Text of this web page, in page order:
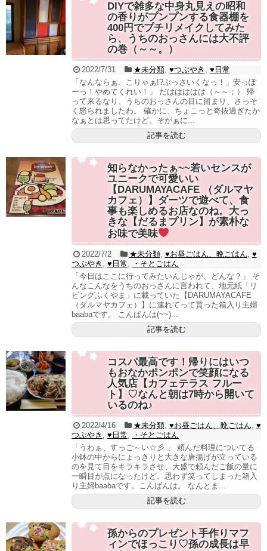
DIYで雑多な中身丸見えの昭和
の香りがプンプンする食器棚を
400円でプチリメイクしてみた
ら、うちのおっさんには大不評
の巻（～～。）
2022/7/31 ★未分類, ♥つぶやき , ♥日常
「なんならぁ、こりゃぁ!?ぶっさいくなっ！」安っぽ
ーっ！やめてくれい！」 だははははは（～～；） 帰
って来るなり、うちのおっさんの目に留まり、さっそ
く怒られましたわ。 確かに、ちょこっと奇抜過ぎたか
なぁとは思ってたけど、そがぁに...
記事を読む
知らなかったぁ~~若いセンスが
ユニークで可愛いい
【DARUMAYACAFE （ダルマヤ
カフェ）】ダーツで遊べて、食
事も楽しめるお店なのね。大っ
きな【だるまプリン】が素朴な
お味で美味
2022/7/2 ★未分類, ♥お昼ごはん、晩ごはん ♥
つぶやき
♥日常
・そとごはん
「今日はここに行ってみたいんじゃが、どんな？」 そ
んなこんなをうちのおっさんに言われて、地元紙「リ
ビングふくやま」に載っていた【DARUMAYACAFE
（ダルマヤカフェ）】に連れてって貰った箱入り主婦
baabaです。 こんばんは(~~)...
記事を読む
コスパ最高です！帰りにはいつ
もおなかポンポンで笑顔になる
人気店【カフェテラス フルー
ト】♡なんと朝は7時から開いて
いるのね♪
2022/4/16 ★未分類, ♥お昼ごはん、晩ごはん ♥
つぶやき
♥日常
・そとごはん
「うわぁ、すっご～い☆彡 」 頼んだ料理についてる
小鉢の中からにょっきりと大きな唐揚げが立っている
のを見て目をキラキラさせ、大盛で頼んだご飯の量に
一瞬目が点になったけど、思わず笑ってしまった箱入
り主婦baabaです。こんばんは。 なんとま...
記事を読む
孫からのプレゼント手作りマフ
ィンでほっこり♡孫の成長は早